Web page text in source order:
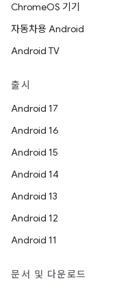
ChromeOS 기기
자동차용 Android
Android TV
출시
Android 17
Android 16
Android 15
Android 14
Android 13
Android 12
Android 11
문서 및 다운로드